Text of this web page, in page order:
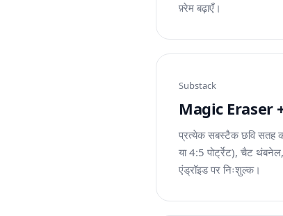
फ़्रेम बढ़ाएँ।
Substack
Magic Eraser +
प्रत्येक सबस्टैक छवि सतह
या 4:5 पोर्ट्रेट), चैट
एंड्रॉइड पर निःशुल्क।